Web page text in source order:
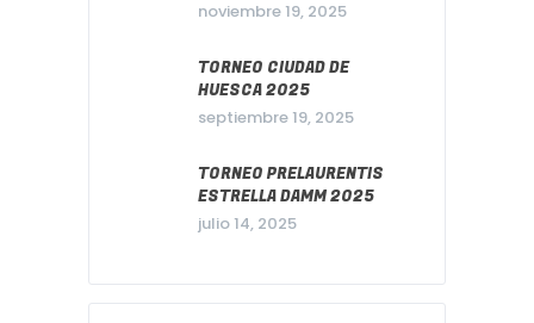
noviembre 19, 2025
TORNEO CIUDAD DE
HUESCA 2025
septiembre 19, 2025
TORNEO PRELAURENTIS
ESTRELLA DAMM 2025
julio 14, 2025